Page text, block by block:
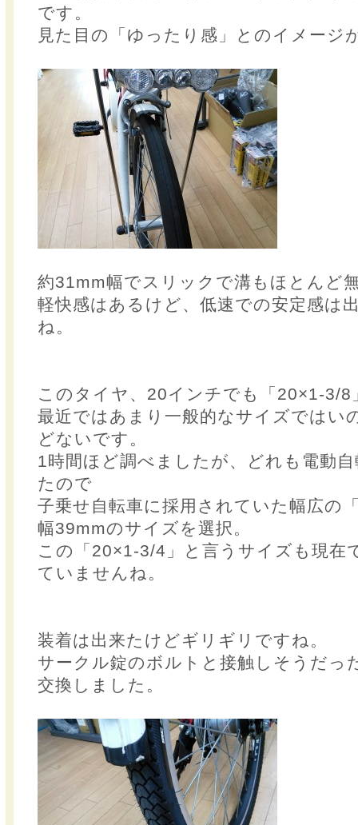
です。
見た目の「ゆったり感」とのイメージ
約31mm幅でスリックで溝もほとんど
軽快感はあるけど、低速での安定感は
ね。
このタイヤ、20インチでも「20×1-3/8
最近ではあまり一般的なサイズではい
どないです。
1時間ほど調べましたが、どれも電動
たので
子乗せ自転車に採用されていた幅広の
幅39mmのサイズを選択。
この「20×1-3/4」と言うサイズも現在
ていませんね。
装着は出来たけどギリギリですね。
サークル錠のボルトと接触しそうだっ
交換しました。